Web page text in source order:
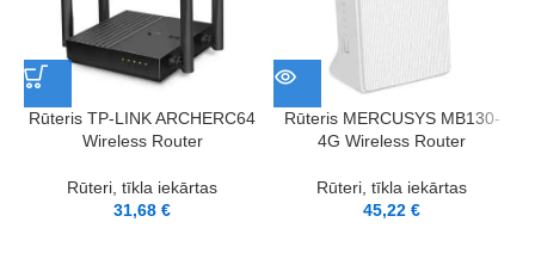
Rūteris TP-LINK ARCHERC64
Wireless Router
Rūteri, tīkla iekārtas
31,68€
Rūteris MERCUSYS MB130-
4G Wireless Router
Rūteri, tīkla iekārtas
45,22€